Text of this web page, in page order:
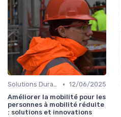
Solutions Durables • 12/06/2025
Améliorer la mobilité pour les
personnes à mobilité réduite
: solutions et innovations